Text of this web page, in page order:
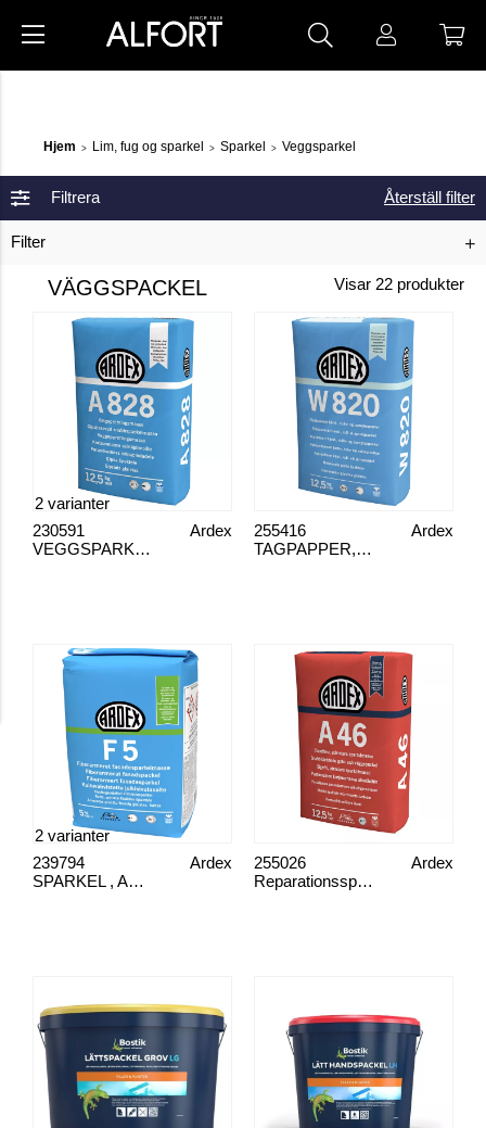
Hjem > Lim, fug og sparkel > Sparkel > Veggsparkel
Filtrera
Filter
Återställ filter
VÄGGSPACKEL Visar 22 produkter
VEGGSPARKEL , ARDEX A 828
Ardex
230591
2 varianter
TAGPAPPER, B 820 SUPERFINISH
Ardex
255416
SPARKEL , ARDEX F5
Ardex
239794
2 varianter
Reparationsspackel A46
Ardex
255026